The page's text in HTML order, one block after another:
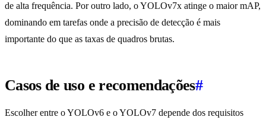
de alta frequência. Por outro lado, o YOLOv7x atinge o maior mAP,
dominando em tarefas onde a precisão de detecção é mais
importante do que as taxas de quadros brutas.
Casos de uso e recomendações#
Escolher entre o YOLOv6 e o YOLOv7 depende dos requisitos